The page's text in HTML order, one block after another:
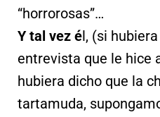
“horrorosas”…
Y tal vez él, (si
entrevista que le hice
hubiera dicho que la
tartamuda,